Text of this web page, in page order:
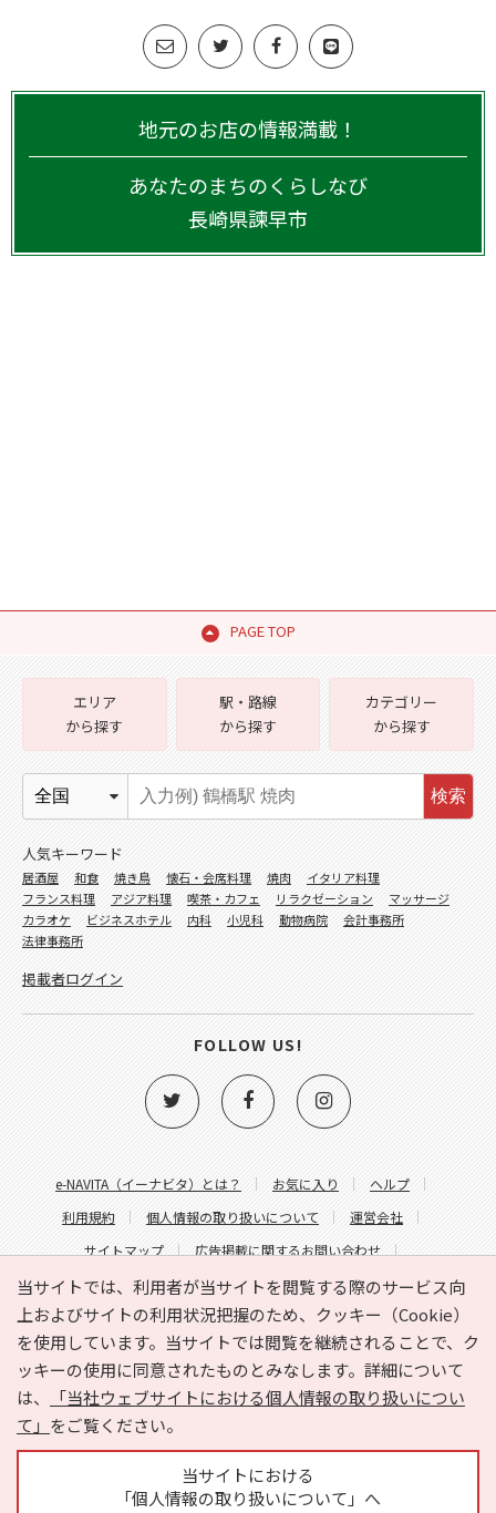
地元のお店の情報満載！
あなたのまちのくらしなび
長崎県諫早市
PAGE TOP
当サイトでは、利用者が当サイトを閲覧する際のサービス向
上およびサイトの利用状況把握のため、クッキー（Cookie）
を使用しています。当サイトでは閲覧を継続されることで、ク
ッキーの使用に同意されたものとみなします。詳細について
は、
「当社ウェブサイトにおける個人情報の取り扱いについ
て」 をご覧ください。
当サイトにおける
「個人情報の取り扱いについて」へ
e-NAVITA（イーナビタ）とは？ お気に入り
ヘルプ
利用規約
個人情報の取り扱いについて
運営会社
サイトマップ
広告掲載に関するお問い合わせ
サイトの内容に関するお問い合わせ
エリア
から探す
駅・路線
から探す
カテゴリー
から探す
検索
人気キーワード
居酒屋 和食 焼き鳥 懐石・会席料理 焼肉
イタリア料理
フランス料理
アジア料理 喫茶・カフェ リラクゼーション
マッサージ
カラオケ
ビジネスホテル 内科 小児科 動物病院
会計事務所
法律事務所
掲載者ログイン
FOLLOW US!
Copyright © HYOJITO.Co.,Ltd. All Rights Reserved.